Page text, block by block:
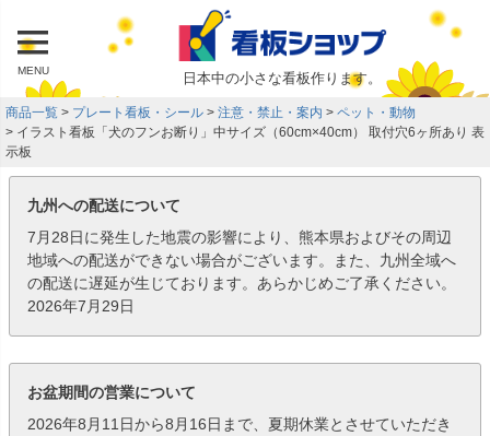
MENU 日本中の小さな看板作ります。
商品一覧 プレート看板・シール 注意・禁止・案内
ペット・動物
イラスト看板「犬のフンお断り」中サイズ（60cm×40cm） 取付穴6ヶ所あり 表
示板
九州への配送について
7月28日に発生した地震の影響により、熊本県およびその周辺
地域への配送ができない場合がございます。また、九州全域へ
の配送に遅延が生じております。あらかじめご了承ください。
2026年7月29日
お盆期間の営業について
2026年8月11日から8月16日まで、夏期休業とさせていただき